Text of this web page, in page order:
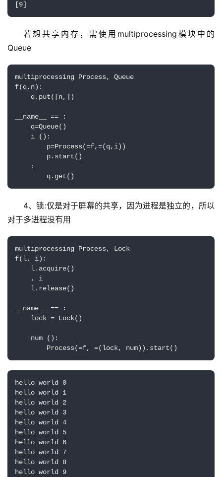
[9]
若想共享内存，需使用multiprocessing模块中的
Queue
multiprocessing Process, Queue
f(q,n):
q.put([n,])
__name__ == :
q=Queue()
i ():
p=Process(=f,=(q,i))
p.start()
:
q.get()
4、锁:仅是对于屏幕的共享，因为进程是独立的，所以
对于多进程没有用
multiprocessing Process, Lock
f(l, i):
l.acquire()
, i
l.release()
__name__ == :
lock = Lock()
num ():
Process(=f, =(lock, num)).start()
hello world 0
hello world 1
hello world 2
hello world 3
hello world 4
hello world 5
hello world 6
hello world 7
hello world 8
hello world 9